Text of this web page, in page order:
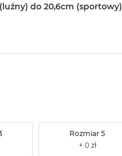
do 20,6cm (sportowy)
Rozmiar 5